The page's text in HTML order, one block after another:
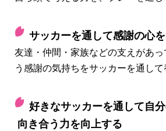
サッカーを通して感謝の心
友達・仲間・家族などの支えがあ
う感謝の気持ちをサッカーを通して
好きなサッカーを通して自
向き合う力を向上する